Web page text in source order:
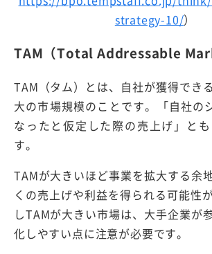
strategy-10/）
TAM（Total Addressable
TAM（タム）とは、自社が獲得でき
大の市場規模のことです。「自社の
なったと仮定した際の売上げ」と
す。
TAMが大きいほど事業を拡大する余
くの売上げや利益を得られる可能性
しTAMが大きい市場は、大手企業が
化しやすい点に注意が必要です。